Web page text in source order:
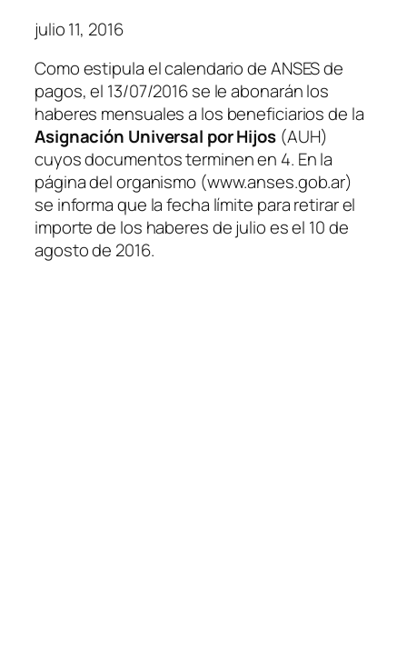
julio 11, 2016
Como estipula el calendario de ANSES de
pagos, el 13/07/2016 se le abonarán los
haberes mensuales a los beneficiarios de la
Asignación Universal por Hijos (AUH)
cuyos documentos terminen en 4. En la
página del organismo (www.anses.gob.ar)
se informa que la fecha límite para retirar el
importe de los haberes de julio es el 10 de
agosto de 2016.